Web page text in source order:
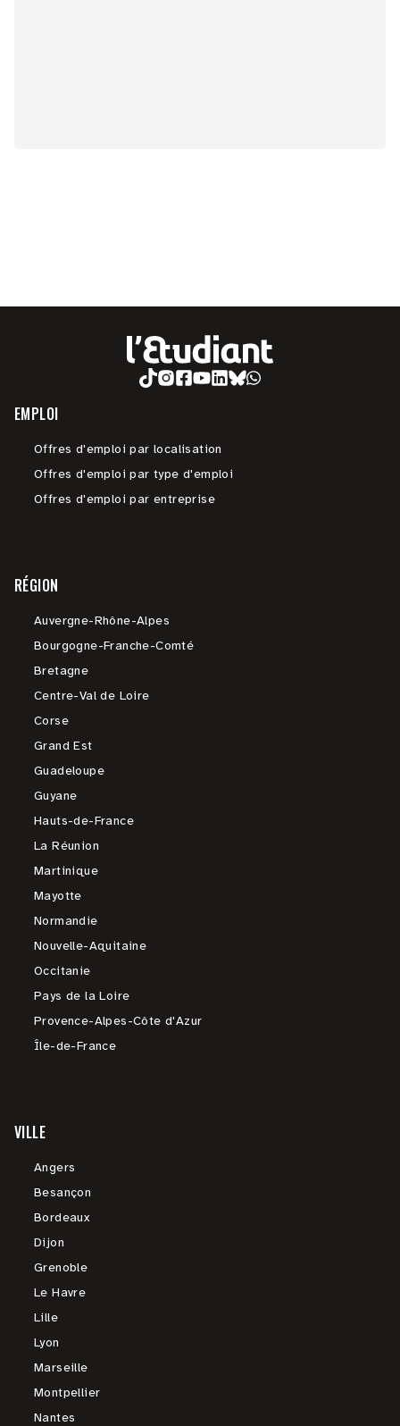
EMPLOI
Offres d'emploi par localisation
Offres d'emploi par type d'emploi
Offres d'emploi par entreprise
RÉGION
Auvergne-Rhône-Alpes
Bourgogne-Franche-Comté
Bretagne
Centre-Val de Loire
Corse
Grand Est
Guadeloupe
Guyane
Hauts-de-France
La Réunion
Martinique
Mayotte
Normandie
Nouvelle-Aquitaine
Occitanie
Pays de la Loire
Provence-Alpes-Côte d'Azur
Île-de-France
VILLE
Angers
Besançon
Bordeaux
Dijon
Grenoble
Le Havre
Lille
Lyon
Marseille
Montpellier
Nantes